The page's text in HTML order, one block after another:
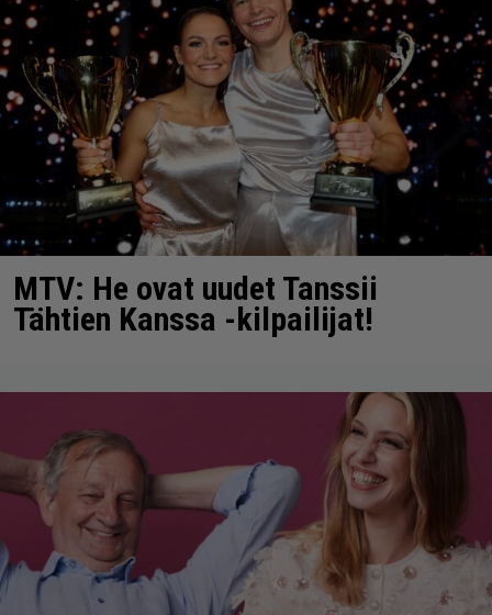
MTV: He ovat uudet Tanssii
Tähtien Kanssa -kilpailijat!